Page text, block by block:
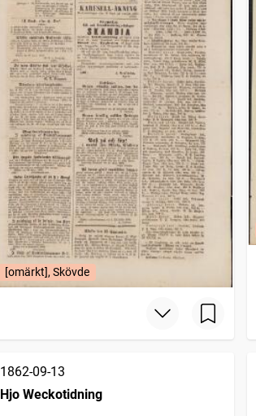
[omärkt], Skövde
1862-09-13
Hjo Weckotidning